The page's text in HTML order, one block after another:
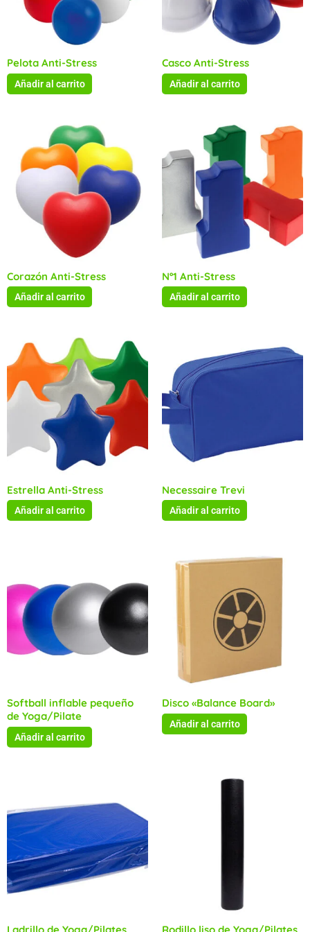
Pelota Anti-Stress
Añadir al carrito
Casco Anti-Stress
Añadir al carrito
Corazón Anti-Stress
Añadir al carrito
Nº1 Anti-Stress
Añadir al carrito
Estrella Anti-Stress
Añadir al carrito
Necessaire Trevi
Añadir al carrito
Softball inflable pequeño
de Yoga/Pilate
Añadir al carrito
Disco «Balance Board»
Añadir al carrito